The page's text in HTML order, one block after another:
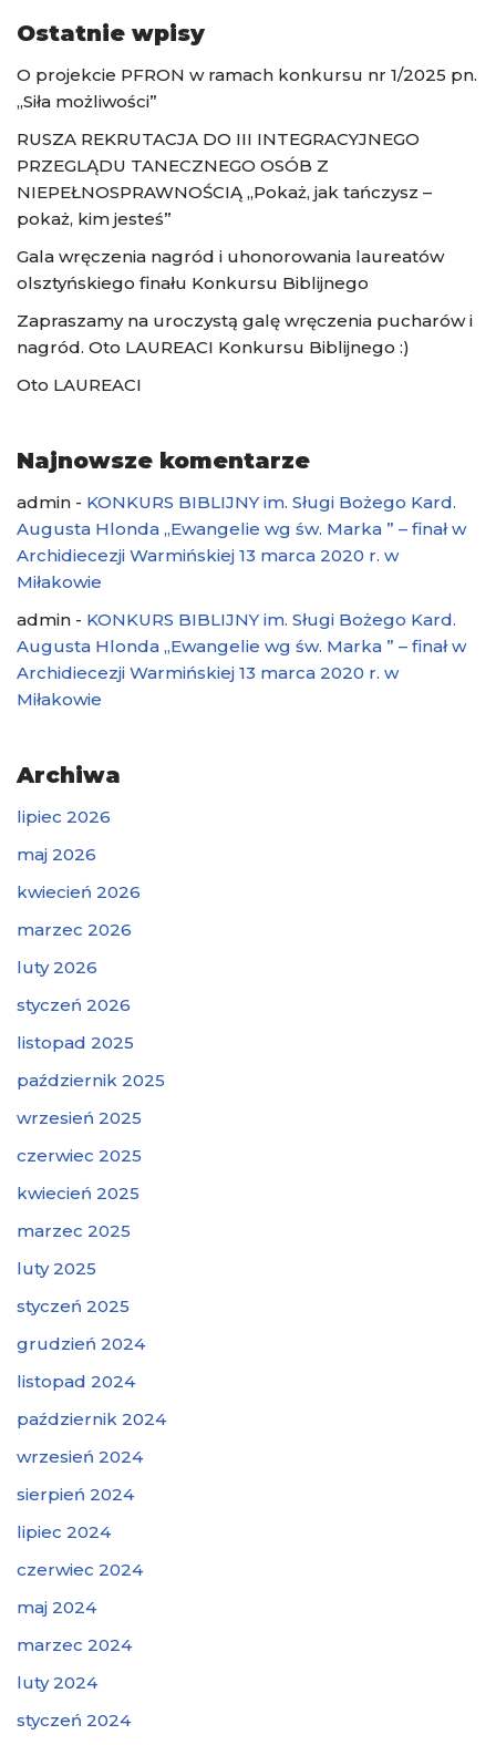
Ostatnie wpisy
O projekcie PFRON w ramach konkursu nr 1/2025 pn.
„Siła możliwości”
RUSZA REKRUTACJA DO III INTEGRACYJNEGO
PRZEGLĄDU TANECZNEGO OSÓB Z
NIEPEŁNOSPRAWNOŚCIĄ „Pokaż, jak tańczysz –
pokaż, kim jesteś”
Gala wręczenia nagród i uhonorowania laureatów
olsztyńskiego finału Konkursu Biblijnego
Zapraszamy na uroczystą galę wręczenia pucharów i
nagród. Oto LAUREACI Konkursu Biblijnego :)
Oto LAUREACI
Najnowsze komentarze
admin - KONKURS BIBLIJNY im. Sługi Bożego Kard.
Augusta Hlonda „Ewangelie wg św. Marka ” – finał w
Archidiecezji Warmińskiej 13 marca 2020 r. w
Miłakowie
admin - KONKURS BIBLIJNY im. Sługi Bożego Kard.
Augusta Hlonda „Ewangelie wg św. Marka ” – finał w
Archidiecezji Warmińskiej 13 marca 2020 r. w
Miłakowie
Archiwa
lipiec 2026
maj 2026
kwiecień 2026
marzec 2026
luty 2026
styczeń 2026
listopad 2025
październik 2025
wrzesień 2025
czerwiec 2025
kwiecień 2025
marzec 2025
luty 2025
styczeń 2025
grudzień 2024
listopad 2024
październik 2024
wrzesień 2024
sierpień 2024
lipiec 2024
czerwiec 2024
maj 2024
marzec 2024
luty 2024
styczeń 2024